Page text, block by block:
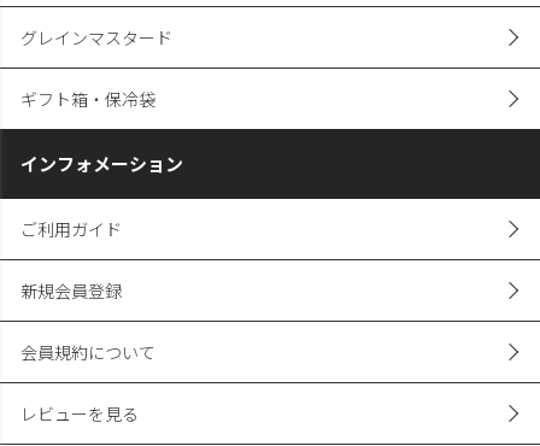
グレインマスタード
ギフト箱・保冷袋
インフォメーション
ご利用ガイド
新規会員登録
会員規約について
レビューを見る